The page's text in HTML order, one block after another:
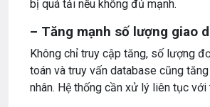
bị quá tải nếu không đủ mạnh.
– Tăng mạnh số lượng giao
Không chỉ truy cập tăng, số lượng
toán và truy vấn database cũng
nhân. Hệ thống cần xử lý liên tục với